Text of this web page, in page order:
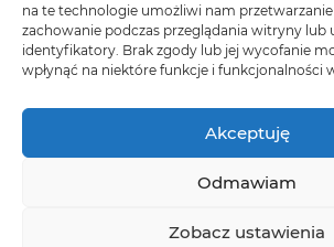
na te technologie umożliwi nam
zachowanie podczas przeglądania witryny lub
identyfikatory. Brak zgody lub jej wycofanie
wpłynąć na niektóre funkcje i funkcjonalności
Akceptuję
Odmawiam
Zobacz ustawienia
Polityka prywatności
Copyright © CLASSEN Korzystanie z